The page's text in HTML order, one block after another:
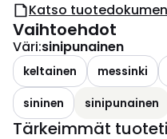
Katso
Vaihtoehdot
Väri:sinipunainen
keltainen messinki
sininen
sinipunainen
Tärkeimmät